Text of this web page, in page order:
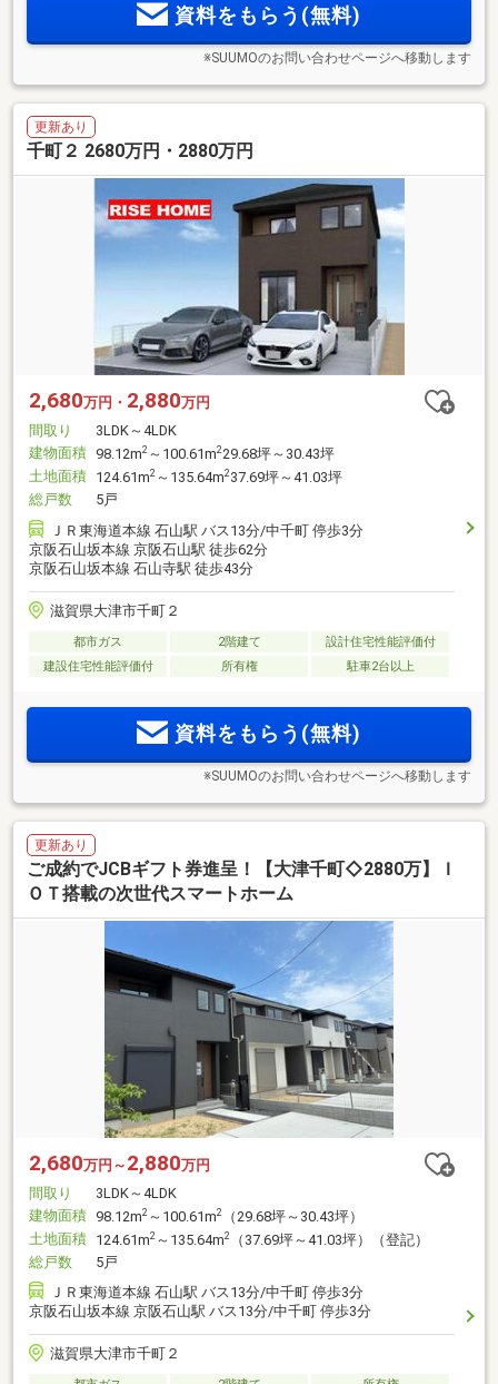
資料をもらう(無料)
※SUUMOのお問い合わせページへ移動します
更新あり
千町２ 2680万円・2880万円
2,680万円・ 2,880万円
間取り
3LDK～4LDK
建物面積 98.12m2 ～100.61m229.68坪～30.43坪
土地面積 124.61m2 ～135.64m237.69坪～41.03坪
総戸数
5戸
ＪＲ東海道本線 石山駅 バス13分/中千町 停歩3分
京阪石山坂本線 京阪石山駅 徒歩62分
京阪石山坂本線 石山寺駅 徒歩43分
滋賀県大津市千町２
都市ガス 2階建て
設計住宅性能評価付
建設住宅性能評価付
所有権 駐車2台以上
資料をもらう(無料)
※SUUMOのお問い合わせページへ移動します
更新あり
ご成約でJCBギフト券進呈！【大津千町◇2880万】Ｉ
ＯＴ搭載の次世代スマートホーム
2,680万円～ 2,880万円
間取り
3LDK～4LDK
建物面積 98.12m2 ～100.61m2
（29.68坪～30.43坪）
土地面積 124.61m2 ～135.64m2
（37.69坪～41.03坪）（登記）
総戸数
5戸
ＪＲ東海道本線 石山駅 バス13分/中千町 停歩3分
京阪石山坂本線 京阪石山駅 バス13分/中千町 停歩3分
滋賀県大津市千町２